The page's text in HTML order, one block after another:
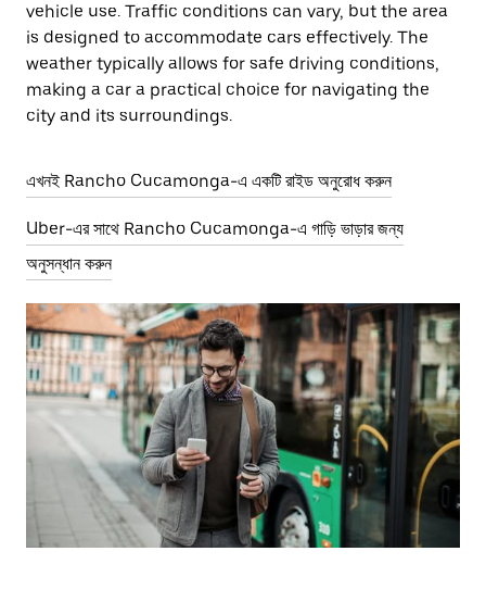
vehicle use. Traffic conditions can vary, but the area
is designed to accommodate cars effectively. The
weather typically allows for safe driving conditions,
making a car a practical choice for navigating the
city and its surroundings.
এখনই Rancho Cucamonga-এ একটি রাইড অনুরোধ করুন
Uber-এর সাথে Rancho Cucamonga-এ গাড়ি ভাড়ার জন্য
অনুসন্ধান করুন